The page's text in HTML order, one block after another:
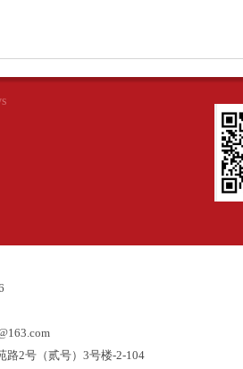
路2号（贰号）3号楼-2-104